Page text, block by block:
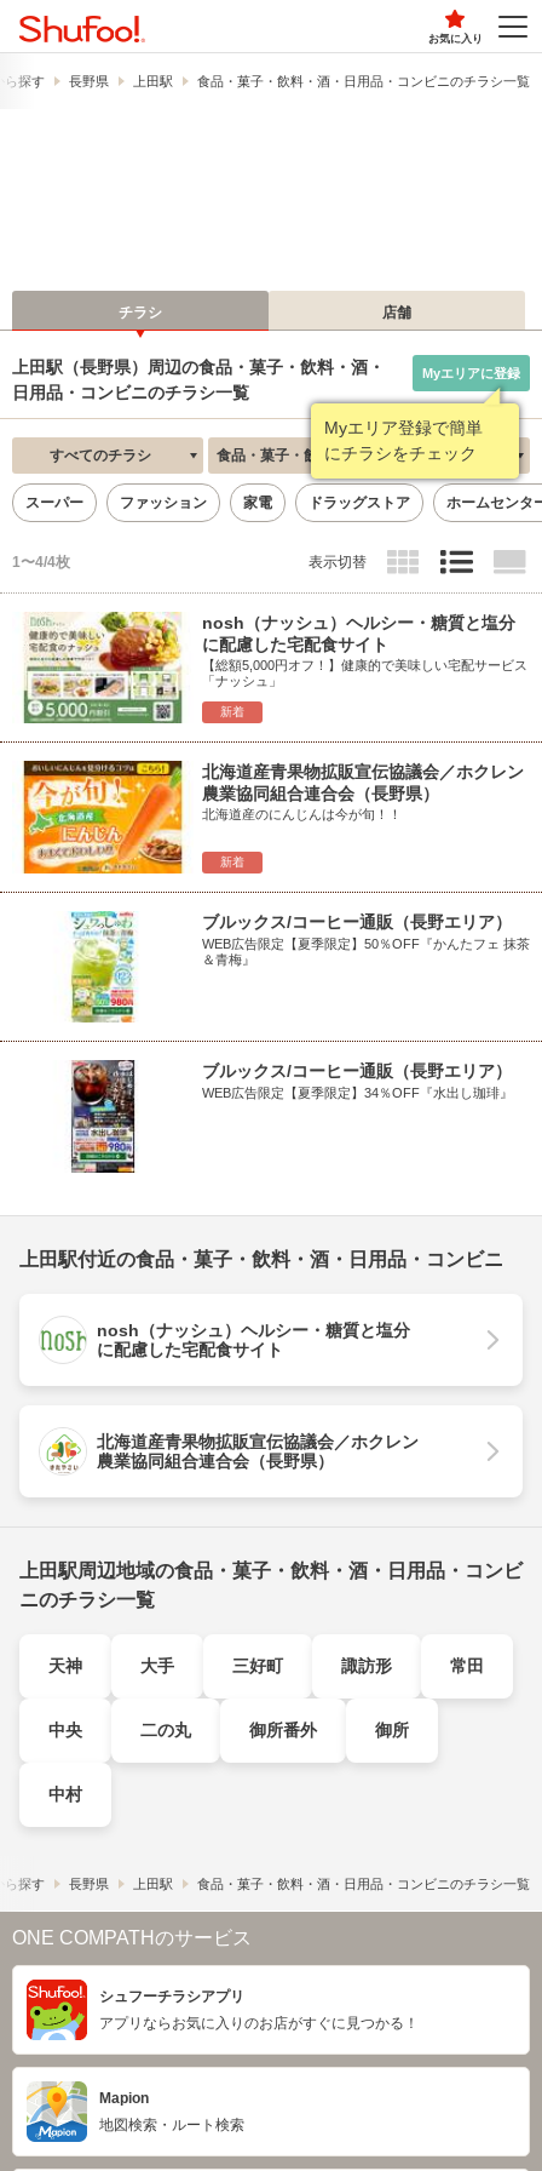
お気に入り
ら探す 長野県 上田駅 食品・菓子・飲料・酒・日用品・コンビニのチラシ一覧
チラシ 店舗
上田駅（長野県）周辺の食品・菓子・飲料・酒・
日用品・コンビニのチラシ一覧
Myエリア登録で簡単
にチラシをチェック
Myエリアに登録
すべてのチラシ 食品・菓子・飲料・酒・日用品・コンビニ 新着順
スーパー ファッション 家電 ドラッグストア ホームセンタ
1〜4/4枚 表示切替
新着
nosh（ナッシュ）ヘルシー・糖質と塩分
に配慮した宅配食サイト
【総額5,000円オフ！】健康的で美味しい宅配サービス
「ナッシュ」
新着
北海道産青果物拡販宣伝協議会／ホクレン
農業協同組合連合会（長野県）
北海道産のにんじんは今が旬！！
ブルックス/コーヒー通販（長野エリア）
WEB広告限定【夏季限定】50％OFF『かんたフェ 抹茶
＆青梅』
ブルックス/コーヒー通販（長野エリア）
WEB広告限定【夏季限定】34％OFF『水出し珈琲』
上田駅付近の食品・菓子・飲料・酒・日用品・コンビニ
nosh（ナッシュ）ヘルシー・糖質と塩分
に配慮した宅配食サイト
北海道産青果物拡販宣伝協議会／ホクレン
農業協同組合連合会（長野県）
上田駅周辺地域の食品・菓子・飲料・酒・日用品・コンビ
ニのチラシ一覧
天神 大手 三好町 諏訪形 常田
中央 二の丸 御所番外 御所
中村
ら探す 長野県 上田駅 食品・菓子・飲料・酒・日用品・コンビニのチラシ一覧
ONE COMPATHのサービス
シュフーチラシアプリ
アプリならお気に入りのお店がすぐに見つかる！
Mapion
地図検索・ルート検索